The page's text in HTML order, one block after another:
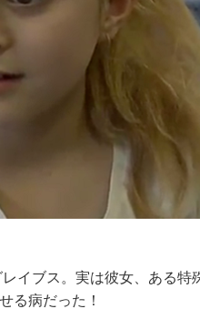
イブス。実は彼女、ある特
る病だった！